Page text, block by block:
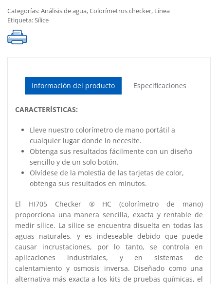
Categorías:Análisis de agua,Colorímetros checker, Línea
Etiqueta:Sílice
Información del producto Especificaciones
CARACTERÍSTICAS:
Lleve nuestro colorímetro de mano portátil a
cualquier lugar donde lo necesite.
Obtenga sus resultados fácilmente con un diseño
sencillo y de un solo botón.
Olvídese de la molestia de las tarjetas de color,
obtenga sus resultados en minutos.
El HI705 Checker ® HC (colorímetro de mano)
proporciona una manera sencilla, exacta y rentable de
medir sílice. La sílice se encuentra disuelta en todas las
aguas naturales, y es indeseable debido que puede
causar incrustaciones, por lo tanto, se controla en
aplicaciones industriales, y en sistemas de
calentamiento y osmosis inversa. Diseñado como una
alternativa más exacta a los kits de pruebas químicas, el